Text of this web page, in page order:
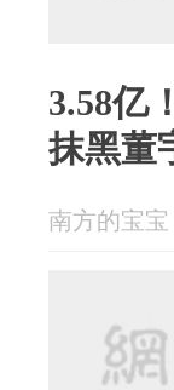
3.58亿
抹黑董
南方的宝